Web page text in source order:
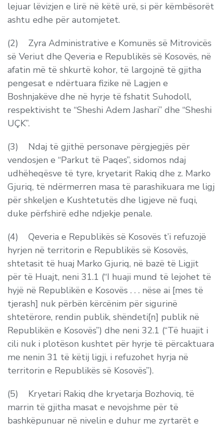
lejuar lëvizjen e lirë në këtë urë, si për këmbësorët
ashtu edhe për automjetet.
(2) Zyra Administrative e Komunës së Mitrovicës
së Veriut dhe Qeveria e Republikës së Kosovës, në
afatin më të shkurtë kohor, të largojnë të gjitha
pengesat e ndërtuara fizike në Lagjen e
Boshnjakëve dhe në hyrje të fshatit Suhodoll,
respektivisht te “Sheshi Adem Jashari” dhe “Sheshi
UÇK”.
(3) Ndaj të gjithë personave përgjegjës për
vendosjen e “Parkut të Paqes”, sidomos ndaj
udhëheqësve të tyre, kryetarit Rakiq dhe z. Marko
Gjuriq, të ndërmerren masa të parashikuara me ligj
për shkeljen e Kushtetutës dhe ligjeve në fuqi,
duke përfshirë edhe ndjekje penale.
(4) Qeveria e Republikës së Kosovës t’i refuzojë
hyrjen në territorin e Republikës së Kosovës,
shtetasit të huaj Marko Gjuriq, në bazë të Ligjit
për të Huajt, neni 31.1 (“I huaji mund të lejohet të
hyjë në Republikën e Kosovës . . . nëse ai [mes të
tjerash] nuk përbën kërcënim për sigurinë
shtetërore, rendin publik, shëndeti[n] publik në
Republikën e Kosovës”) dhe neni 32.1 (“Të huajit i
cili nuk i plotëson kushtet për hyrje të përcaktuara
me nenin 31 të këtij ligji, i refuzohet hyrja në
territorin e Republikës së Kosovës”).
(5) Kryetari Rakiq dhe kryetarja Bozhoviq, të
marrin të gjitha masat e nevojshme për të
bashkëpunuar në nivelin e duhur me zyrtarët e